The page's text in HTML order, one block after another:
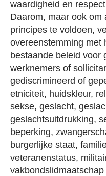
waardigheid en
Daarom, maar ook om
principes te voldoen,
overeenstemming met
bestaande beleid voor
werknemers of
gediscrimineerd of
etniciteit, huidskleur,
sekse, geslacht,
geslachtsuitdrukking,
beperking,
burgerlijke staat,
veteranenstatus,